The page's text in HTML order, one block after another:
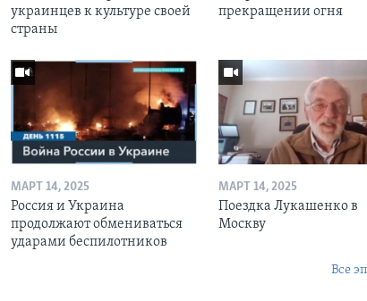
украинцев к культуре своей
страны
прекращении огня
МАРТ 14, 2025
Россия и Украина
продолжают обмениваться
ударами беспилотников
МАРТ 14, 2025
Поездка Лукашенко в
Москву
Все